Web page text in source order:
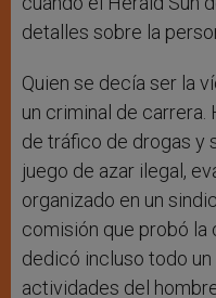
detalles sobre la
Quien se decía ser la
un criminal de
de tráfico de drogas y
juego de azar ilegal,
organizado en un
comisión que probó
dedicó incluso todo
actividades del